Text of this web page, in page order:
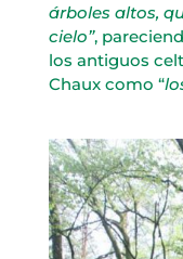
árboles altos,
cielo”,
los antiguos
Chaux como “